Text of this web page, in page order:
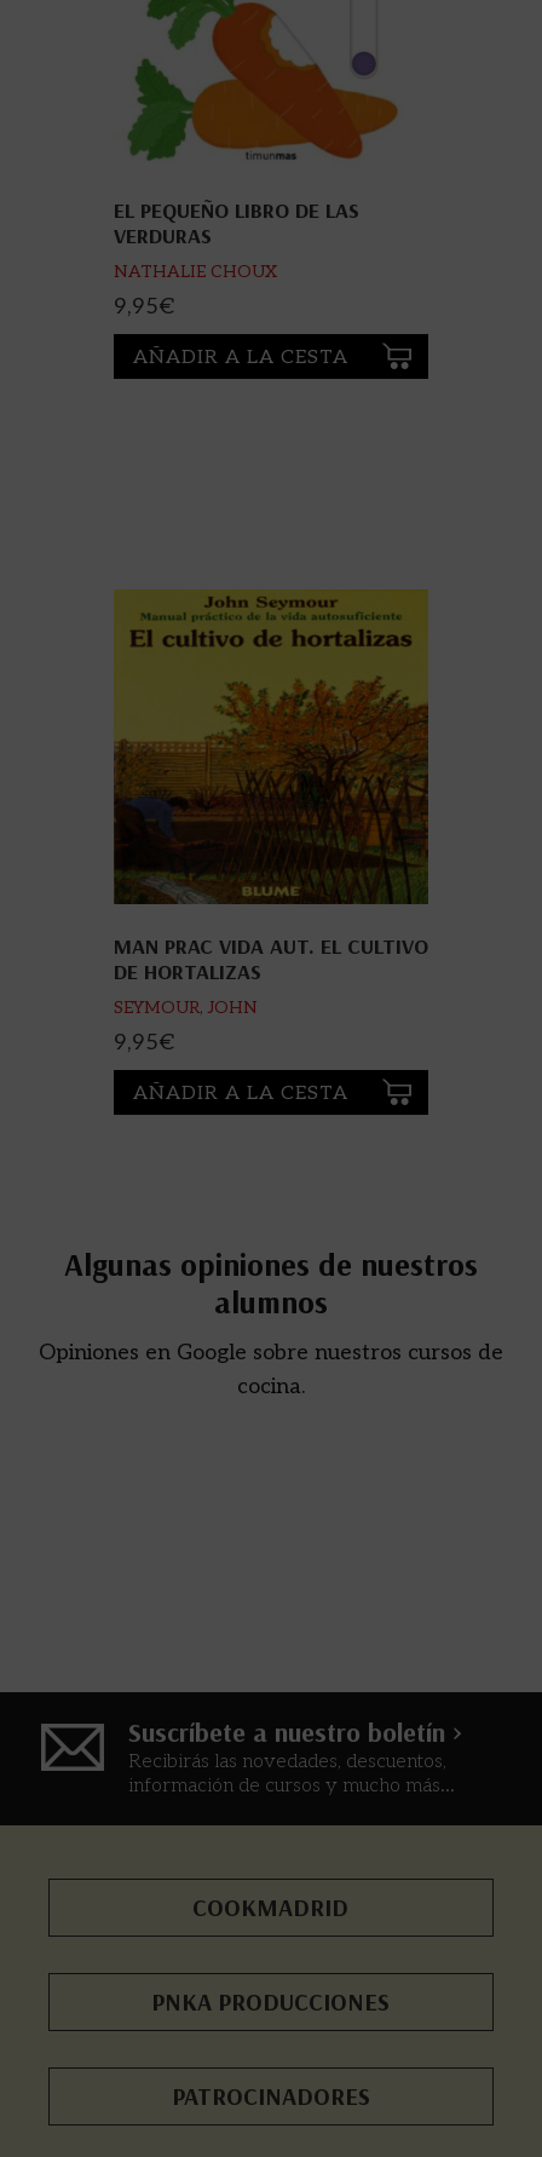
EL PEQUEÑO LIBRO DE LAS
VERDURAS
NATHALIE CHOUX
9,95€
AÑADIR A LA CESTA
MAN PRAC VIDA AUT. EL CULTIVO
DE HORTALIZAS
SEYMOUR, JOHN
9,95€
AÑADIR A LA CESTA
Algunas opiniones de nuestros
alumnos
Opiniones en Google sobre nuestros cursos de
cocina.
Suscríbete a nuestro boletín >
Recibirás las novedades, descuentos,
información de cursos y mucho más...
COOKMADRID
PNKA PRODUCCIONES
PATROCINADORES